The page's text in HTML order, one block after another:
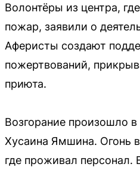
Волонтёры из центра,
пожар, заявили о
Аферисты создают
пожертвований,
приюта.
Возгорание произошло в
Хусаина Ямшина. Огонь
где проживал персонал.